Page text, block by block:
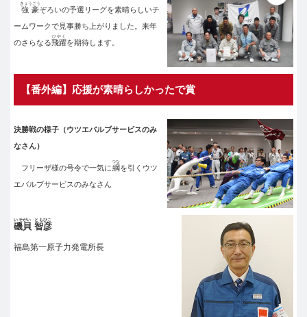
強豪
きょうごう
ぞろいの予選リーグを素晴らしいチ
ームワークで見事勝ち上がりました。来年
のさらなる飛躍
ひやく
を期待します。
【番外編】応援が素晴らしかったで賞
決勝戦の様子（ウツエバルブサービスのみ
なさん）
フリーザ様の号令で一気に綱
つな
を引くウツ
エバルブサービスのみなさん
磯貝
いそがい
智彦
ともひこ
福島第一原子力発電所長